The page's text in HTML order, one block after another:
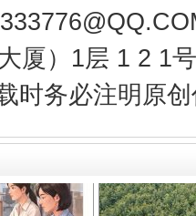
厦）1层 1 2 1
时务必注明原
子